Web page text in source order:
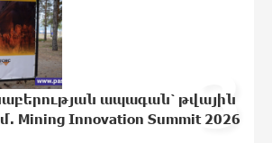
ավարտվեցին,
էլ ոչինչ չի
«Փաստ»
3
ապագան՝ թվային
Mining Innovation Summit 2026